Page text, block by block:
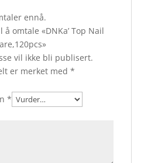
ennå.
omtale «DNKa’ Top Nail
vil ikke bli publisert.
er merket med *
*